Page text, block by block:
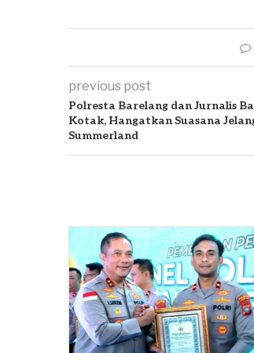
previous post
Polresta Barelang dan Jurnalis
Kotak, Hangatkan Suasana
Summerland